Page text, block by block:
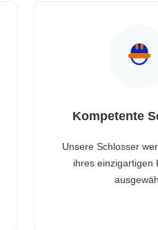
Kompetente
Unsere Schlosser
ihres einzigartigen